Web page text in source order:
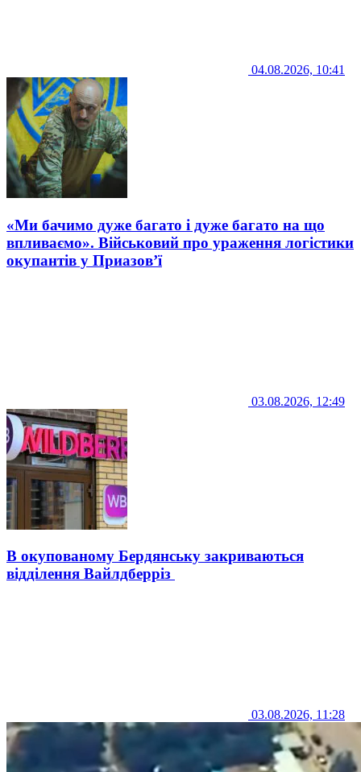
04.08.2026, 10:41
«Ми бачимо дуже багато і дуже багато на що
впливаємо». Військовий про ураження логістики
окупантів у Приазов’ї
03.08.2026, 12:49
В окупованому Бердянську закриваються
відділення Вайлдберріз
03.08.2026, 11:28